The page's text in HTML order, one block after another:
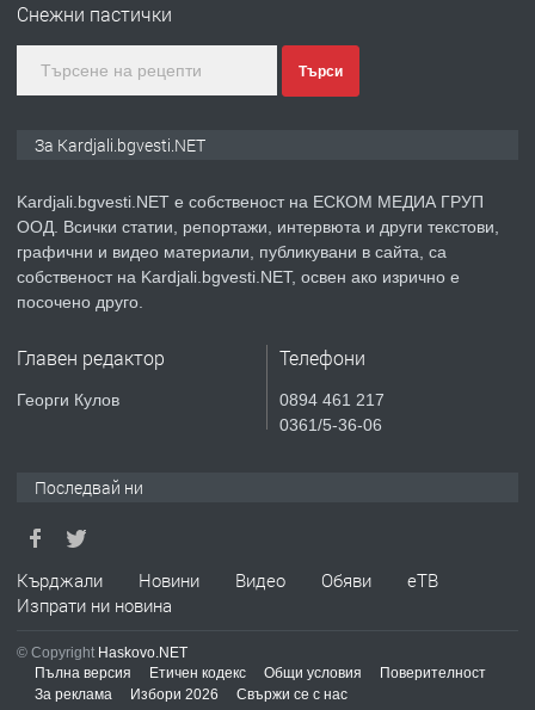
на язовир Студен кладенец 331м2 |
преди 1 година
ПРЕДЛАГА
Курс
ПРЕДЛАГА
Снежни пастички
Търси
За Kardjali.bgvesti.NET
Kardjali.bgvesti.NET е собственост на ЕСКОМ МЕДИА ГРУП
ООД. Всички статии, репортажи, интервюта и други текстови,
графични и видео материали, публикувани в сайта, са
собственост на Kardjali.bgvesti.NET, освен ако изрично е
посочено друго.
Главен редактор
Георги Кулов
Телефони
0894 461 217
0361/5-36-06
Последвай ни
Кърджали Новини Видео Обяви
еТВ
Изпрати ни новина
© Copyright Haskovo.NET
Пълна версия
Етичен кодекс Общи условия
Поверителност
За реклама
Избори 2026 Свържи се с нас